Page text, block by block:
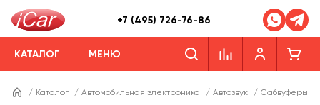
+7 (495) 726-76-86
КАТАЛОГ МЕНЮ
/ Каталог / Автомобильная электроника / Автозвук / Сабвуферы